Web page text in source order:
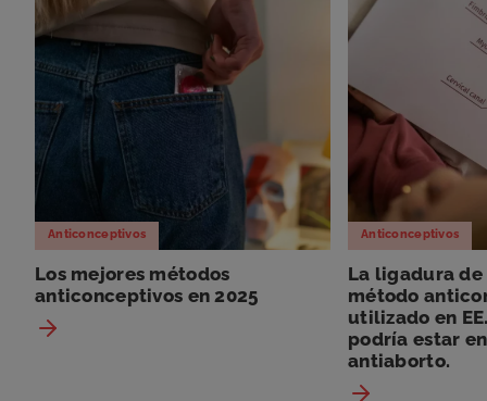
Anticonceptivos
Los mejores métodos
anticonceptivos en 2025
Anticonceptivos
La ligadura de
método
utilizado en
podría estar
antiaborto.